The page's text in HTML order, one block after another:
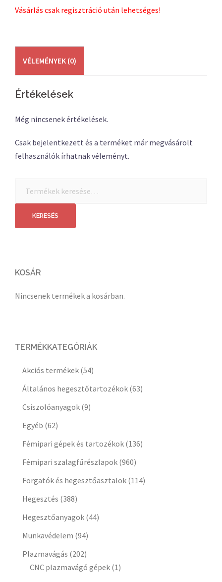
Vásárlás csak regisztráció után lehetséges!
VÉLEMÉNYEK (0)
Értékelések
Még nincsenek értékelések.
Csak bejelentkezett és a terméket már megvásárolt
felhasználók írhatnak véleményt.
következőre:
KERESÉS
KOSÁR
Nincsenek termékek a kosárban.
TERMÉKKATEGÓRIÁK
Akciós termékek (54)
Általános hegesztőtartozékok (63)
Csiszolóanyagok (9)
Egyéb (62)
Fémipari gépek és tartozékok (136)
Fémipari szalagfűrészlapok (960)
Forgatók és hegesztőasztalok (114)
Hegesztés (388)
Hegesztőanyagok (44)
Munkavédelem (94)
Plazmavágás (202)
CNC plazmavágó gépek (1)